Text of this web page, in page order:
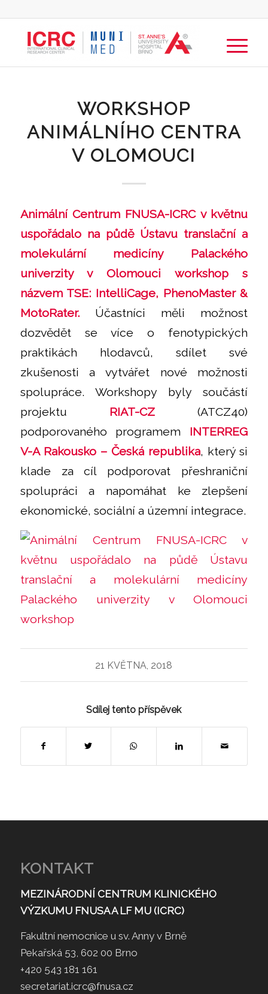
WORKSHOP
ANIMÁLNÍHO CENTRA
V OLOMOUCI
Animální Centrum FNUSA-ICRC v květnu
uspořádalo na půdě Ústavu translační a
molekulární medicíny Palackého
univerzity v Olomouci workshop s
názvem TSE: IntelliCage, PhenoMaster &
MotoRater.Účastníci měli možnost
dozvědět se více o fenotypických
praktikách hlodavců, sdílet své
zkušenosti a vytvářet nové možnosti
spolupráce. Workshopy byly součástí
projektu RIAT-CZ (ATCZ40)
podporovaného programem INTERREG
V-A Rakousko – Česká republika, který si
klade za cíl podporovat přeshraniční
spolupráci a napomáhat ke zlepšení
ekonomické, sociální a územní integrace.
21 KVĚTNA, 2018
Sdílej tento příspěvek
KONTAKT
MEZINÁRODNÍ CENTRUM KLINICKÉHO
VÝZKUMU FNUSA A LF MU (ICRC)
Fakultní nemocnice u sv. Anny v Brně
Pekařská 53, 602 00 Brno
+420 543 181 161
secretariat.icrc@fnusa.cz